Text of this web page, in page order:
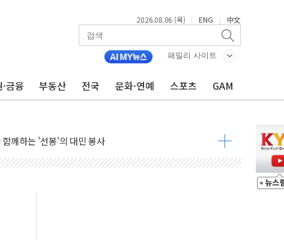
2026.08.06 (목) | ENG | 中文
패밀리 사이트
금융 부동산 전국 문화·연예 스포츠 GAM
…대응 1단계 진압 중
미사일 1발 발사… 올해 10번째·42일 만 도발
에 새 안보 위기… 반군·마약카르텔이 습득해 전투 활용
무해한 표면 부식 물질"
분만에 진화...외국인 노동자 숨져